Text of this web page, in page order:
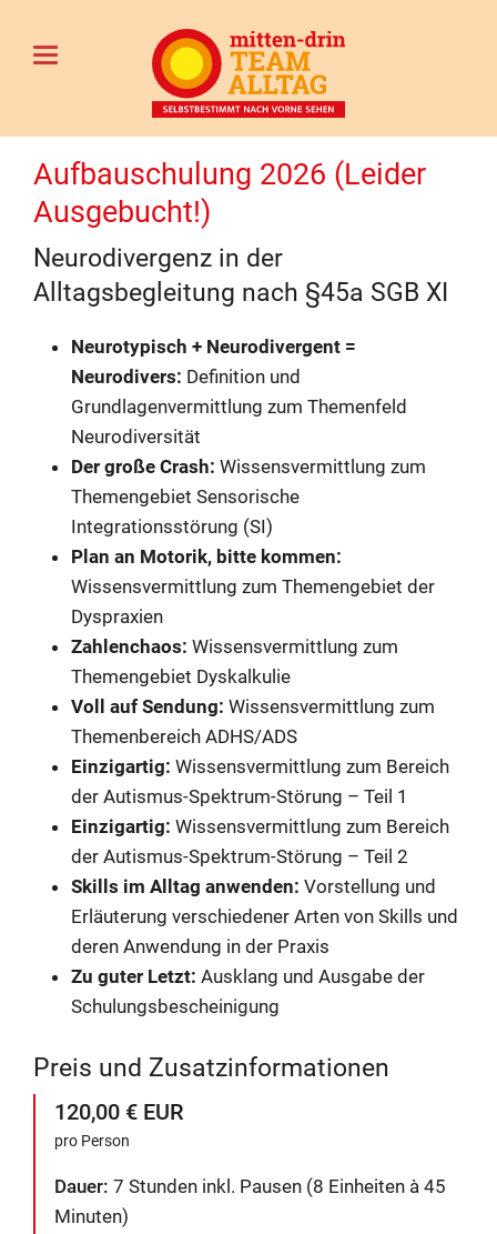
Aufbauschulung 2026 (Leider
Ausgebucht!)
Neurodivergenz in der
Alltagsbegleitung nach §45a SGB XI
Neurotypisch + Neurodivergent =
Neurodivers: Definition und
Grundlagenvermittlung zum Themenfeld
Neurodiversität
Der große Crash: Wissensvermittlung zum
Themengebiet Sensorische
Integrationsstörung (SI)
Plan an Motorik, bitte kommen:
Wissensvermittlung zum Themengebiet der
Dyspraxien
Zahlenchaos: Wissensvermittlung zum
Themengebiet Dyskalkulie
Voll auf Sendung: Wissensvermittlung zum
Themenbereich ADHS/ADS
Einzigartig: Wissensvermittlung zum Bereich
der Autismus-Spektrum-Störung – Teil 1
Einzigartig: Wissensvermittlung zum Bereich
der Autismus-Spektrum-Störung – Teil 2
Skills im Alltag anwenden: Vorstellung und
Erläuterung verschiedener Arten von Skills und
deren Anwendung in der Praxis
Zu guter Letzt: Ausklang und Ausgabe der
Schulungsbescheinigung
Preis und Zusatzinformationen
120,00 € EUR
pro Person
Dauer: 7 Stunden inkl. Pausen (8 Einheiten à 45
Minuten)